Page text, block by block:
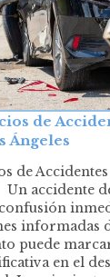
de
Ángeles
de
accidente
informadas
puede
en el